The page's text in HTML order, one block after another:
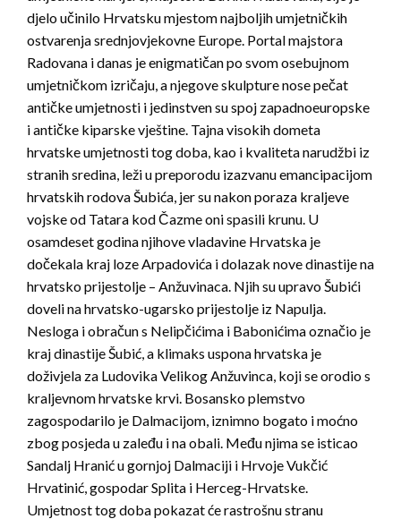
djelo učinilo Hrvatsku mjestom najboljih umjetničkih
ostvarenja srednjovjekovne Europe. Portal majstora
Radovana i danas je enigmatičan po svom osebujnom
umjetničkom izričaju, a njegove skulpture nose pečat
antičke umjetnosti i jedinstven su spoj zapadnoeuropske
i antičke kiparske vještine. Tajna visokih dometa
hrvatske umjetnosti tog doba, kao i kvaliteta narudžbi iz
stranih sredina, leži u preporodu izazvanu emancipacijom
hrvatskih rodova Šubića, jer su nakon poraza kraljeve
vojske od Tatara kod Čazme oni spasili krunu. U
osamdeset godina njihove vladavine Hrvatska je
dočekala kraj loze Arpadovića i dolazak nove dinastije na
hrvatsko prijestolje – Anžuvinaca. Njih su upravo Šubići
doveli na hrvatsko-ugarsko prijestolje iz Napulja.
Nesloga i obračun s Nelipčićima i Babonićima označio je
kraj dinastije Šubić, a klimaks uspona hrvatska je
doživjela za Ludovika Velikog Anžuvinca, koji se orodio s
kraljevnom hrvatske krvi. Bosansko plemstvo
zagospodarilo je Dalmacijom, iznimno bogato i moćno
zbog posjeda u zaleđu i na obali. Među njima se isticao
Sandalj Hranić u gornjoj Dalmaciji i Hrvoje Vukčić
Hrvatinić, gospodar Splita i Herceg-Hrvatske.
Umjetnost tog doba pokazat će rastrošnu stranu